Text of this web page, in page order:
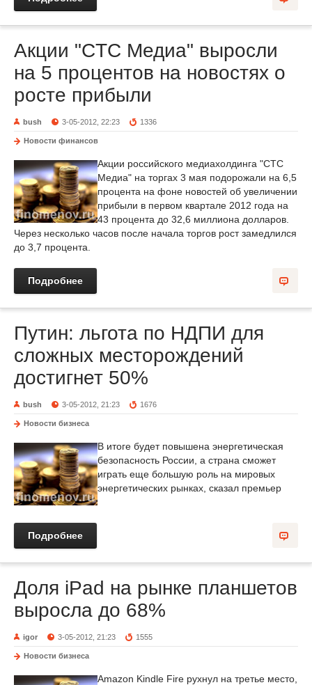
Акции "CTC Медиа" выросли
на 5 процентов на новостях о
росте прибыли
bush 3-05-2012, 22:23 1336
Новости финансов
Акции российского медиахолдинга "СТС
Медиа" на торгах 3 мая подорожали на 6,5
процента на фоне новостей об увеличении
прибыли в первом квартале 2012 года на
43 процента до 32,6 миллиона долларов.
Через несколько часов после начала торгов рост замедлился
до 3,7 процента.
Подробнее
Путин: льгота по НДПИ для
сложных месторождений
достигнет 50%
bush 3-05-2012, 21:23 1676
Новости бизнеса
В итоге будет повышена энергетическая
безопасность России, а страна сможет
играть еще большую роль на мировых
энергетических рынках, сказал премьер
Подробнее
Доля iPad на рынке планшетов
выросла до 68%
igor 3-05-2012, 21:23 1555
Новости бизнеса
Amazon Kindle Fire рухнул на третье место,